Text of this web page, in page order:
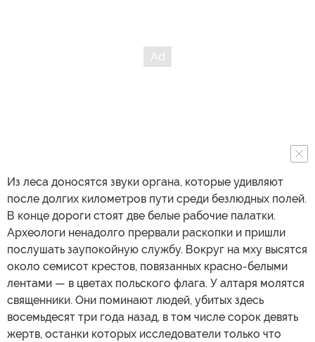
Из леса доносятся звуки органа, которые удивляют
после долгих километров пути среди безлюдных полей.
В конце дороги стоят две белые рабочие палатки.
Археологи ненадолго прервали раскопки и пришли
послушать заупокойную службу. Вокруг на мху высятся
около семисот крестов, повязанных красно-белыми
лентами — в цветах польского флага. У алтаря молятся
священники. Они поминают людей, убитых здесь
восемьдесят три года назад, в том числе сорок девять
жертв, останки которых исследователи только что